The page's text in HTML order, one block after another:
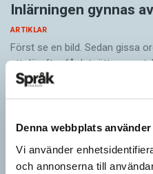
Denna webbplats
Vi använder
och annonserna till
Inlärningen gynnas
ARTIKLAR
Först se en bild. Sedan gissa
att därefter få det rätta svaret.
populära appar…